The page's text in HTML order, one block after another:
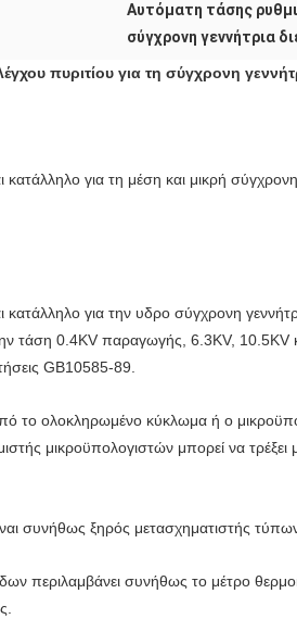
Αυτόματη τάσης
σύγχρονη γεννήτρια
πυριτίου για τη σύγχρονη
κατάλληλο για τη μέση και μικρή
κατάλληλο για την υδρο σύγχρονη
τάση 0.4KV παραγωγής, 6.3KV, 10.5KV
GB10585-89.
το ολοκληρωμένο κύκλωμα ή ο
μικροϋπολογιστών μπορεί να
συνήθως ξηρός μετασχηματιστής
περιλαμβάνει συνήθως το μέτρο